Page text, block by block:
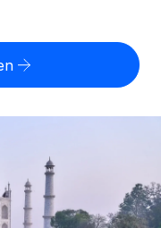
Freelancer:innen
von
wachsende
berechnen
und